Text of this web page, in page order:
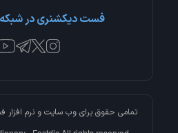
فست دیکشنری در
تمامی حقوق برای وب سایت و نرم افزار